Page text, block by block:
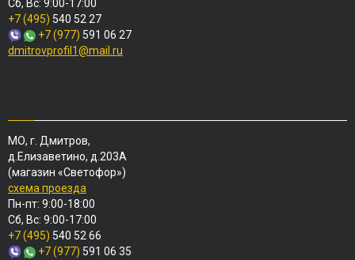
Сб, Вс: 9:00-17:00
+7 (495) 540 52 27
+7 (977) 591 06 27
dmitrovprofil1@mail.ru
МО, г. Дмитров,
д.Елизаветино, д.203А
(магазин «Светофор»)
схема проезда
Пн-пт: 9:00-18:00
Сб, Вс: 9:00-17:00
+7 (495) 540 52 66
+7 (977) 591 06 35